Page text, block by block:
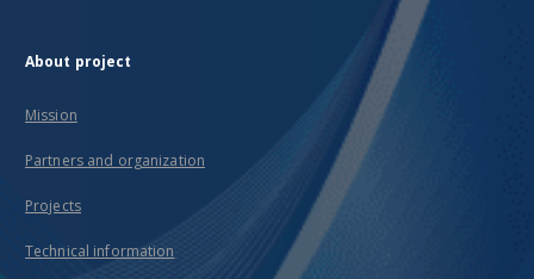
About project
Mission
Partners and organization
Projects
Technical information